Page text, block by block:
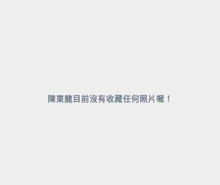
陳東龍目前沒有收藏任何照片喔！